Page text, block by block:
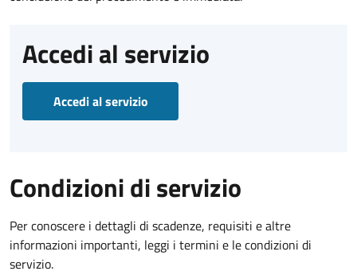
Accedi al servizio
Accedi al servizio
Condizioni di servizio
Per conoscere i dettagli di scadenze, requisiti e altre
informazioni importanti, leggi i termini e le condizioni di
servizio.